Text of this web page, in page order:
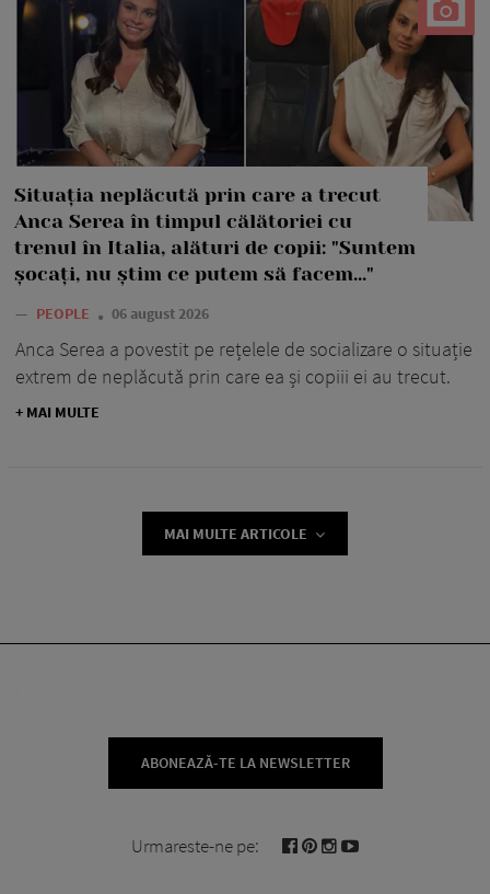
Situația neplăcută prin care a trecut
Anca Serea în timpul călătoriei cu
trenul în Italia, alături de copii: "Suntem
șocați, nu știm ce putem să facem..."
— PEOPLE 06 august 2026
Anca Serea a povestit pe rețelele de socializare o situație
extrem de neplăcută prin care ea și copiii ei au trecut.
+ MAI MULTE
MAI MULTE ARTICOLE
ABONEAZĂ-TE LA NEWSLETTER
Urmareste-ne pe: